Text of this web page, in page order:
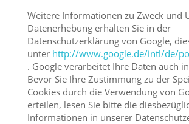
Weitere Informationen zu Zweck und
Datenerhebung erhalten Sie in der
Datenschutzerklärung von Google,
unter http://www.google.de/intl/de/
. Google verarbeitet Ihre Daten auch
Bevor Sie Ihre Zustimmung zu der
Cookies durch die Verwendung von
erteilen, lesen Sie bitte die
Informationen in unserer